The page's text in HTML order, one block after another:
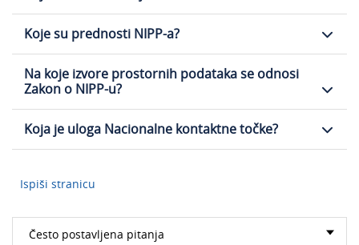
Koje su prednosti NIPP-a?
Na koje izvore prostornih podataka se odnosi
Zakon o NIPP-u?
Koja je uloga Nacionalne kontaktne točke?
Ispiši stranicu
Često postavljena pitanja